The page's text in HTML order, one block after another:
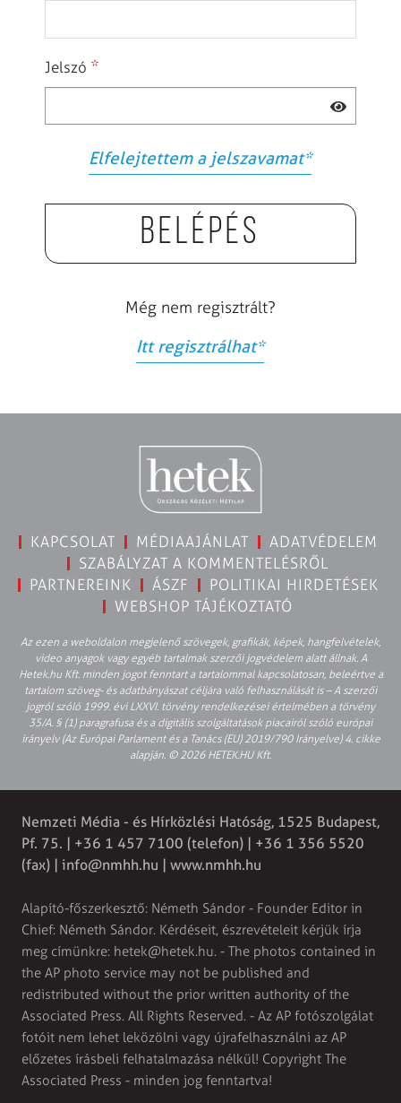
Jelszó *
Elfelejtettem a jelszavamat*
Belépés
Még nem regisztrált?
Itt regisztrálhat*
KAPCSOLAT MÉDIAAJÁNLAT
ADATVÉDELEM
SZABÁLYZAT A KOMMENTELÉSRŐL
PARTNEREINK
ÁSZF
POLITIKAI HIRDETÉSEK
WEBSHOP TÁJÉKOZTATÓ
Az ezen a weboldalon megjelenő szövegek, grafikák, képek, hangfelvételek,
video anyagok vagy egyéb tartalmak szerzői jogvédelem alatt állnak. A
Hetek.hu Kft. minden jogot fenntart a tartalommal kapcsolatosan, beleértve a
tartalom szöveg- és adatbányászat céljára való felhasználását is – A szerzői
jogról szóló 1999. évi LXXVI. törvény rendelkezései értelmében a törvény
35/A. § (1) paragrafusa és a digitális szolgáltatások piacairól szóló európai
irányelv (Az Európai Parlament és a Tanács (EU) 2019/790 Irányelve) 4. cikke
alapján. © 2026 HETEK.HU Kft.
Nemzeti Média - és Hírközlési Hatóság, 1525 Budapest,
Pf. 75. | +36 1 457 7100 (telefon) | +36 1 356 5520
(fax) | info@nmhh.hu | www.nmhh.hu
Alapító-főszerkesztő: Németh Sándor - Founder Editor in
Chief: Németh Sándor. Kérdéseit, észrevételeit kérjük írja
meg címünkre: hetek@hetek.hu. - The photos contained in
the AP photo service may not be published and
redistributed without the prior written authority of the
Associated Press. All Rights Reserved. - Az AP fotószolgálat
fotóit nem lehet leközölni vagy újrafelhasználni az AP
előzetes írásbeli felhatalmazása nélkül! Copyright The
Associated Press - minden jog fenntartva!